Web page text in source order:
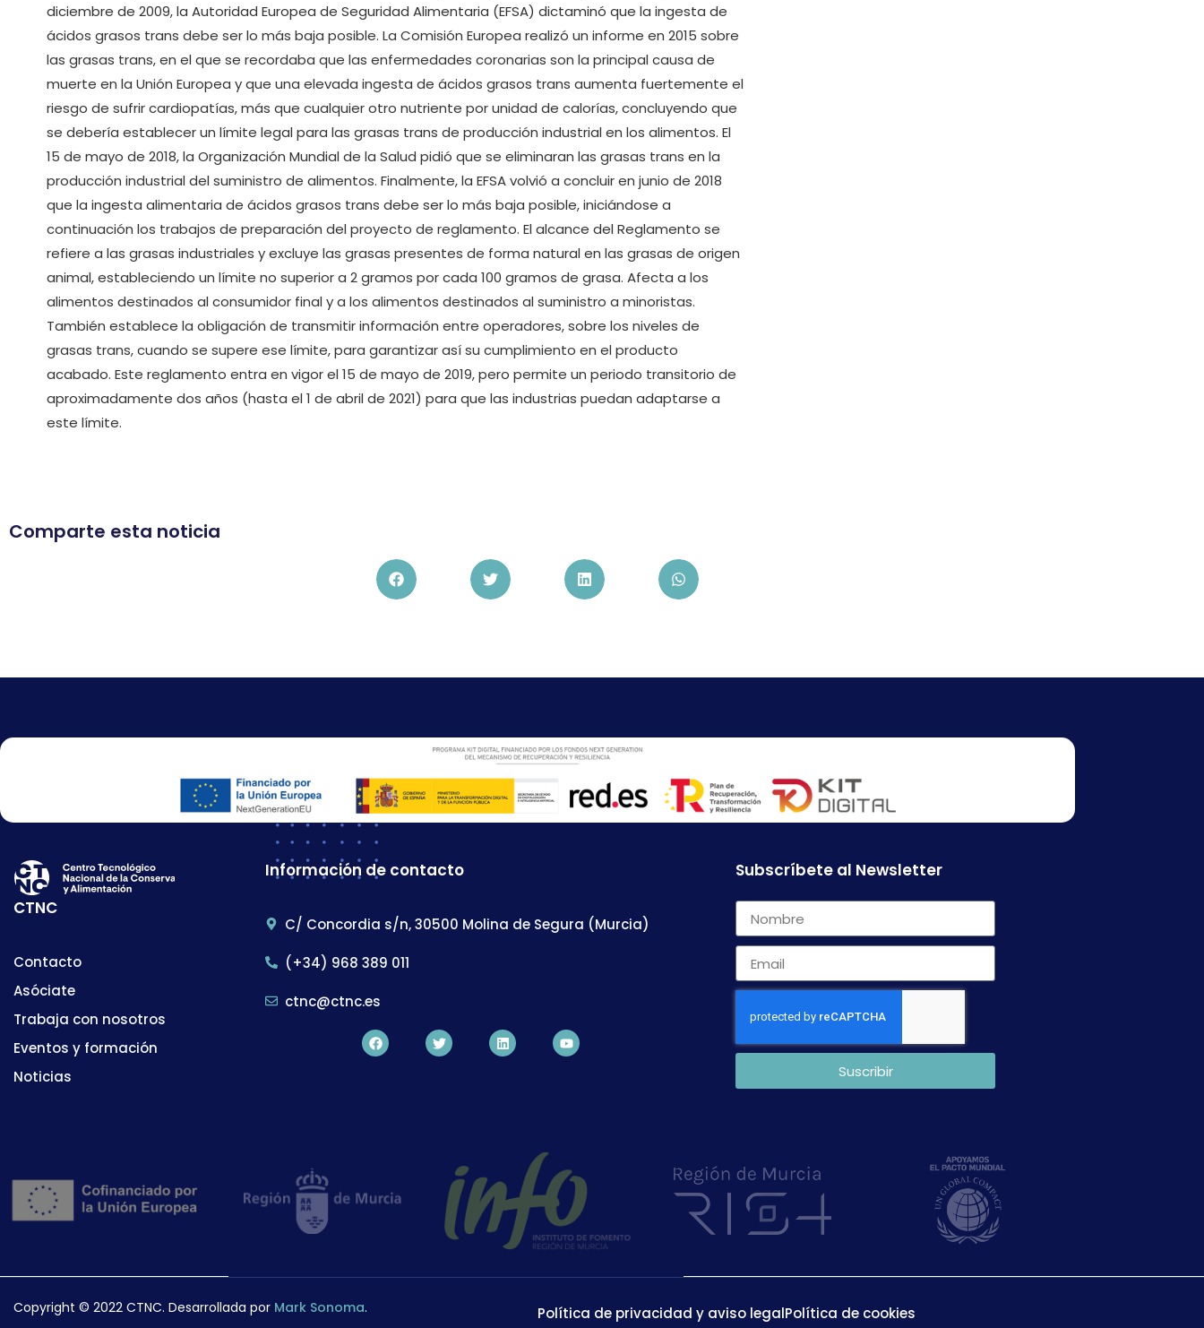
diciembre de 2009, la Autoridad Europea de Seguridad Alimentaria (EFSA) dictaminó que la ingesta de
ácidos grasos trans debe ser lo más baja posible. La Comisión Europea realizó un informe en 2015 sobre
las grasas trans, en el que se recordaba que las enfermedades coronarias son la principal causa de
muerte en la Unión Europea y que una elevada ingesta de ácidos grasos trans aumenta fuertemente el
riesgo de sufrir cardiopatías, más que cualquier otro nutriente por unidad de calorías, concluyendo que
se debería establecer un límite legal para las grasas trans de producción industrial en los alimentos. El
15 de mayo de 2018, la Organización Mundial de la Salud pidió que se eliminaran las grasas trans en la
producción industrial del suministro de alimentos. Finalmente, la EFSA volvió a concluir en junio de 2018
que la ingesta alimentaria de ácidos grasos trans debe ser lo más baja posible, iniciándose a
continuación los trabajos de preparación del proyecto de reglamento. El alcance del Reglamento se
refiere a las grasas industriales y excluye las grasas presentes de forma natural en las grasas de origen
animal, estableciendo un límite no superior a 2 gramos por cada 100 gramos de grasa. Afecta a los
alimentos destinados al consumidor final y a los alimentos destinados al suministro a minoristas.
También establece la obligación de transmitir información entre operadores, sobre los niveles de
grasas trans, cuando se supere ese límite, para garantizar así su cumplimiento en el producto
acabado. Este reglamento entra en vigor el 15 de mayo de 2019, pero permite un periodo transitorio de
aproximadamente dos años (hasta el 1 de abril de 2021) para que las industrias puedan adaptarse a
este límite.
Comparte esta noticia
CTNC
Contacto
Asóciate
Trabaja con nosotros
Eventos y formación
Noticias
Información de contacto
C/ Concordia s/n, 30500 Molina de Segura (Murcia)
(+34) 968 389 011
ctnc@ctnc.es
Subscríbete al Newsletter
Suscribir
Copyright © 2022 CTNC. Desarrollada por Mark Sonoma. Política de privacidad y aviso legalPolítica de cookies